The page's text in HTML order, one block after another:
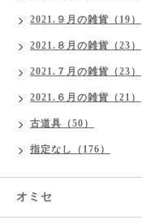
2021.９月の雑貨（19）
2021.８月の雑貨（23）
2021.７月の雑貨（23）
2021.６月の雑貨（21）
古道具（50）
指定なし（176）
オミセ